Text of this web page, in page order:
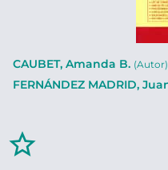
CAUBET, Amanda B. (Autor)
FERNÁNDEZ MADRID,
star_border